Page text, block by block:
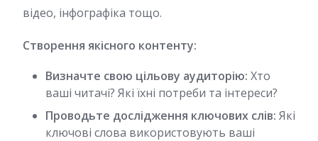
відео, інфографіка тощо.
Створення якісного контенту:
Визначте свою цільову аудиторію: Хто
ваші читачі? Які їхні потреби та інтереси?
Проводьте дослідження ключових слів: Які
ключові слова використовують ваші